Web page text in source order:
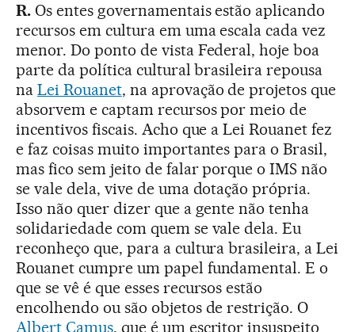
R.Os entes governamentais estão aplicando
recursos em cultura em uma escala cada vez
menor. Do ponto de vista Federal, hoje boa
parte da política cultural brasileira repousa
na Lei Rouanet, na aprovação de projetos que
absorvem e captam recursos por meio de
incentivos fiscais. Acho que a Lei Rouanet fez
e faz coisas muito importantes para o Brasil,
mas fico sem jeito de falar porque o IMS não
se vale dela, vive de uma dotação própria.
Isso não quer dizer que a gente não tenha
solidariedade com quem se vale dela. Eu
reconheço que, para a cultura brasileira, a Lei
Rouanet cumpre um papel fundamental. E o
que se vê é que esses recursos estão
encolhendo ou são objetos de restrição. O
Albert Camus, que é um escritor insuspeito